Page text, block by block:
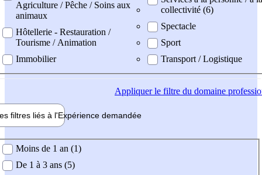
Agriculture / Pêche / Soins aux
animaux
Hôtellerie - Restauration /
Tourisme / Animation
Immobilier
collectivité (6)
Spectacle
Sport
Transport / Logistique
Appliquerle filtre du domaine
filtres liés à l'Expérience demandée
demandée
Moins de 1 an (1)
De 1 à 3 ans (5)